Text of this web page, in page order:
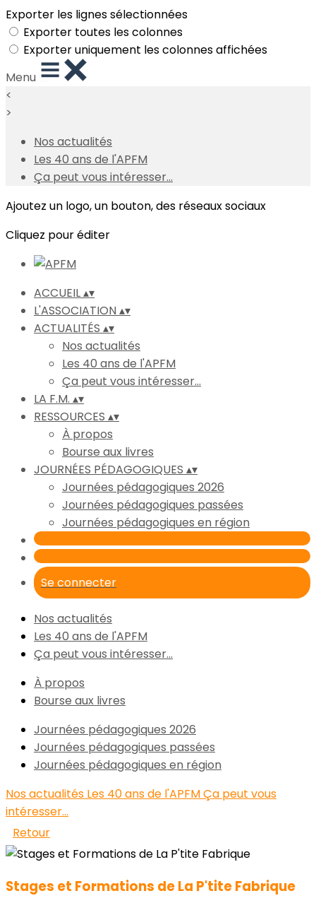
Exporter les lignes sélectionnées
Exporter toutes les colonnes
Exporter uniquement les colonnes affichées
Menu
<
>
Nos actualités
Les 40 ans de l'APFM
Ça peut vous intéresser...
Ajoutez un logo, un bouton, des réseaux sociaux
Cliquez pour éditer
ACCUEIL▴▾
L'ASSOCIATION▴▾
ACTUALITÉS ▴▾
Nos actualités
Les 40 ans de l'APFM
Ça peut vous intéresser...
LA F.M. ▴▾
RESSOURCES ▴▾
À propos
Bourse aux livres
JOURNÉES PÉDAGOGIQUES ▴▾
Journées pédagogiques 2026
Journées pédagogiques passées
Journées pédagogiques en région
Se connecter
Nos actualités
Les 40 ans de l'APFM
Ça peut vous intéresser...
À propos
Bourse aux livres
Journées pédagogiques 2026
Journées pédagogiques passées
Journées pédagogiques en région
Nos actualités Les 40 ans de l'APFMÇa peut vous
intéresser...
Retour
Stages et Formations de La P'tite Fabrique